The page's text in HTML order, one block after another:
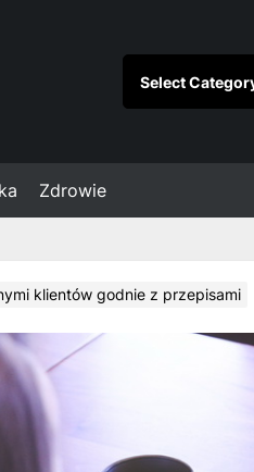
Zdrowie
klientów godnie z przepisami